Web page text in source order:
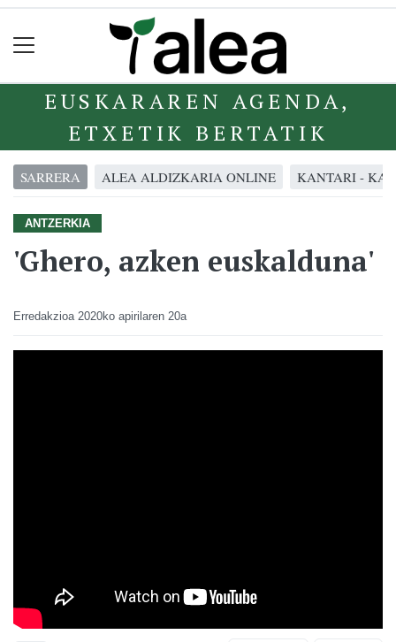
EUSKARAREN AGENDA,
ETXETIK BERTATIK
SARRERA ALEA ALDIZKARIA ONLINE KANTARI -
ANTZERKIA
'Ghero, azken euskalduna'
Erredakzioa 2020ko apirilaren 20a